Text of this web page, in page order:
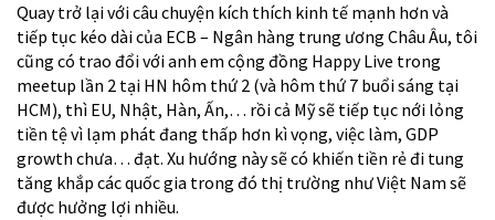
Quay trở lại với câu chuyện kích thích kinh tế mạnh hơn và
tiếp tục kéo dài của ECB – Ngân hàng trung ương Châu Âu, tôi
cũng có trao đổi với anh em cộng đồng Happy Live trong
meetup lần 2 tại HN hôm thứ 2 (và hôm thứ 7 buổi sáng tại
HCM), thì EU, Nhật, Hàn, Ấn,… rồi cả Mỹ sẽ tiếp tục nới lỏng
tiền tệ vì lạm phát đang thấp hơn kì vọng, việc làm, GDP
growth chưa… đạt. Xu hướng này sẽ có khiến tiền rẻ đi tung
tăng khắp các quốc gia trong đó thị trường như Việt Nam sẽ
được hưởng lợi nhiều.